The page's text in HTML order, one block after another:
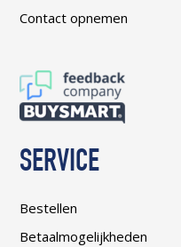
Contact opnemen
SERVICE
Bestellen
Betaalmogelijkheden